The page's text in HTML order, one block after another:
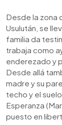
Desde la zona
Usulután, se
familia da
trabaja como
enderezado y
Desde allá
madre y su
techo y el
Esperanza
puesto en